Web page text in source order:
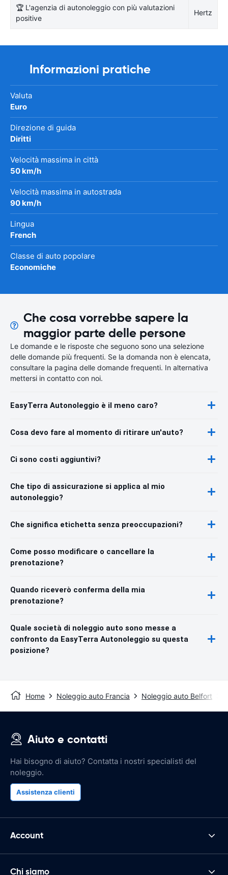
🏆 L'agenzia di autonoleggio con più valutazioni
positive
Hertz
Informazioni pratiche
Valuta
Euro
Direzione di guida
Diritti
Velocità massima in città
50 km/h
Velocità massima in autostrada
90 km/h
Lingua
French
Classe di auto popolare
Economiche
Che cosa vorrebbe sapere la
maggior parte delle persone
Le domande e le risposte che seguono sono una selezione
delle domande più frequenti. Se la domanda non è elencata,
consultare la pagina delle domande frequenti. In alternativa
mettersi in contatto con noi.
EasyTerra Autonoleggio è il meno caro?
Cosa devo fare al momento di ritirare un'auto?
Ci sono costi aggiuntivi?
Che tipo di assicurazione si applica al mio
autonoleggio?
Che significa etichetta senza preoccupazioni?
Come posso modificare o cancellare la
prenotazione?
Quando riceverò conferma della mia
prenotazione?
Quale società di noleggio auto sono messe a
confronto da EasyTerra Autonoleggio su questa
posizione?
Home Noleggio auto Francia Noleggio auto Belfort
Aiuto e contatti
Hai bisogno di aiuto? Contatta i nostri specialisti del
noleggio.
Assistenza clienti
Account
Chi siamo